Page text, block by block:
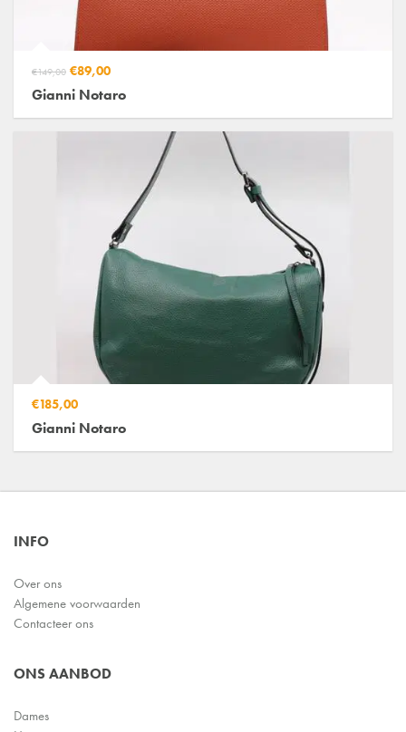
€149,00 €89,00
Gianni Notaro
€185,00
Gianni Notaro
INFO
Over ons
Algemene voorwaarden
Contacteer ons
ONS AANBOD
Dames